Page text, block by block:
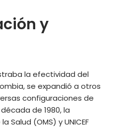
y
la efectividad del
se expandió a otros
configuraciones de
de 1980, la
Salud (OMS) y UNICEF